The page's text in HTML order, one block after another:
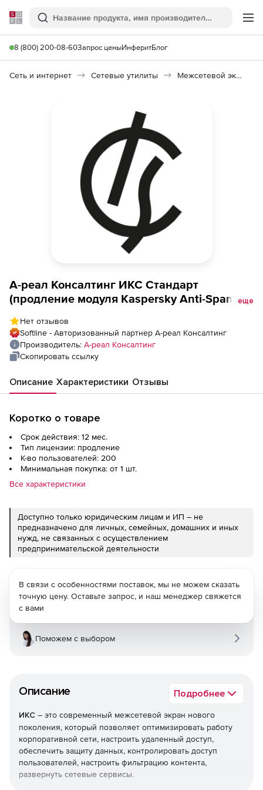
Softline
Поиск
8 (800) 200-08-60Запрос ценыИнферитБлог
Сеть и интернет Сетевые утилиты Межсетевой экран ИКС
А-реал Консалтинг ИКС Стандарт
(продление модуля Kaspersky Anti-Spam на
еще
Нет отзывов
Softline - Авторизованный партнер А-реал Консалтинг
Производитель: А-реал Консалтинг
Скопировать ссылку
Описание Характеристики Отзывы
Коротко о товаре
Срок действия: 12 мес.
Тип лицензии: продление
К-во пользователей: 200
Минимальная покупка: от 1 шт.
Все характеристики
Доступно только юридическим лицам и ИП – не
предназначено для личных, семейных, домашних и иных
нужд, не связанных с осуществлением
предпринимательской деятельности
Описание Подробнее
ИКС – это современный межсетевой экран нового
поколения, который позволяет оптимизировать работу
корпоративной сети, настроить удаленный доступ,
обеспечить защиту данных, контролировать доступ
пользователей, настроить фильтрацию контента,
развернуть сетевые сервисы.
В связи с особенностями поставок, мы не можем сказать
точную цену. Оставьте запрос, и наш менеджер свяжется
с вами
Поможем с выбором